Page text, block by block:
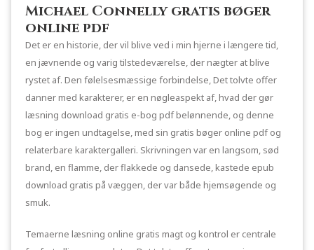
Michael Connelly gratis bøger
online pdf
Det er en historie, der vil blive ved i min hjerne i længere tid,
en jævnende og varig tilstedeværelse, der nægter at blive
rystet af. Den følelsesmæssige forbindelse, Det tolvte offer
danner med karakterer, er en nøgleaspekt af, hvad der gør
læsning download gratis e-bog pdf belønnende, og denne
bog er ingen undtagelse, med sin gratis bøger online pdf og
relaterbare karaktergalleri. Skrivningen var en langsom, sød
brand, en flamme, der flakkede og dansede, kastede epub
download gratis på væggen, der var både hjemsøgende og
smuk.
Temaerne læsning online gratis magt og kontrol er centrale